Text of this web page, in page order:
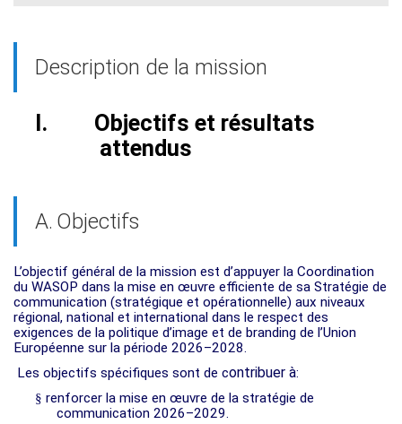
Description de la mission
I.
Objectifs et résultats
attendus
A. Objectifs
L’objectif général de la mission est d’appuyer la Coordination
du WASOP dans la mise en œuvre efficiente de sa Stratégie de
communication (stratégique et opérationnelle) aux niveaux
régional, national et international dans le respect des
exigences de la politique d’image et de branding de l’Union
Européenne sur la période 2026–2028.
Les objectifs spécifiques sont de contribuer à:
§ renforcer la mise en œuvre de la stratégie de
communication 2026–2029.